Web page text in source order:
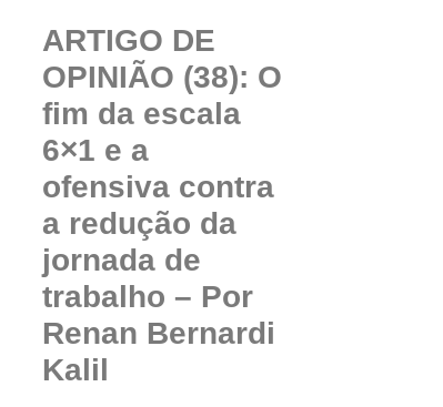
ARTIGO DE
OPINIÃO (38): O
fim da escala
6×1 e a
ofensiva contra
a redução da
jornada de
trabalho – Por
Renan Bernardi
Kalil